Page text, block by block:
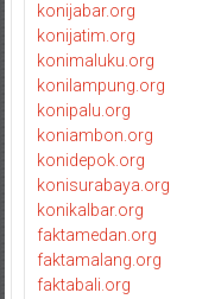
konijabar.org
konijatim.org
konimaluku.org
konilampung.org
konipalu.org
koniambon.org
konidepok.org
konisurabaya.org
konikalbar.org
faktamedan.org
faktamalang.org
faktabali.org